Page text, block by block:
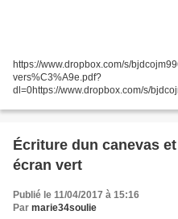
https://www.dropbox.com/s/
vers%C3%A9e.pdf?
dl=0https://www.dropbox.com/s/
Écriture dun canevas
écran vert
Publié le 11/04/2017 à 15:16
Par marie34soulie